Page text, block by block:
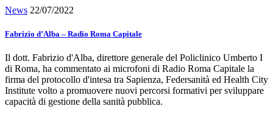
News 22/07/2022
Fabrizio d’Alba – Radio Roma Capitale
Il dott. Fabrizio d'Alba, direttore generale del Policlinico Umberto I
di Roma, ha commentato ai microfoni di Radio Roma Capitale la
firma del protocollo d'intesa tra Sapienza, Federsanità ed Health City
Institute volto a promuovere nuovi percorsi formativi per sviluppare
capacità di gestione della sanità pubblica.